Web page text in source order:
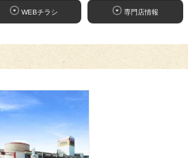
WEBチラシ 専門店情報